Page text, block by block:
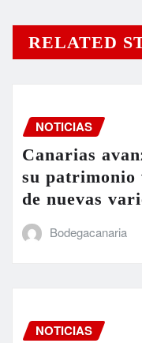
RELATED
NOTICIAS
Canarias
su
de nuevas
Bodegacanaria
NOTICIAS